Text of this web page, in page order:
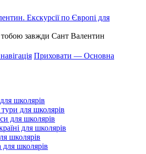
Екскурсії по Європі для
тобою завжди Сант Валентин
Приховати — Основна
школярів
для школярів
для школярів
для школярів
школярів
школярів